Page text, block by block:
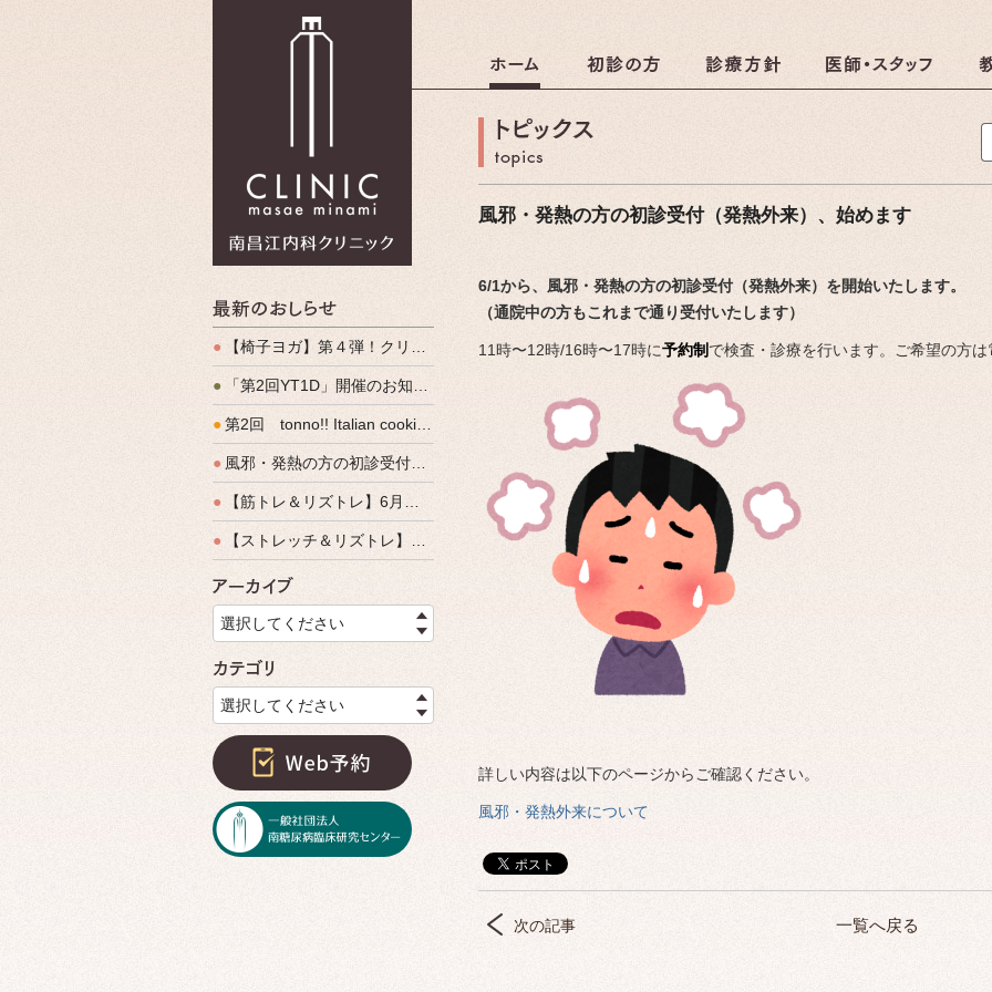
最新のおしらせ
●
【椅子ヨガ】第４弾！クリパルヨガ教室のご案内
● 「第2回YT1D」開催のお知らせ
●第2回 tonno!! Italian cooking 開催しました
● 風邪・発熱の方の初診受付（発熱外来）、始めます
● 【筋トレ＆リズトレ】6月特別運動教室開催のご案内
● 【ストレッチ＆リズトレ】特別運動教室開催のご案内
選択してください
選択してください
風邪・発熱の方の初診受付（発熱外来）、始めます
6/1から、風邪・発熱の方の初診受付（発熱外来）を開始いたします。
（通院中の方もこれまで通り受付いたします）
11時〜12時/16時〜17時に予約制 で検査・診療を行います。ご希望の方
詳しい内容は以下のページからご確認ください。
風邪・発熱外来について
次の記事 一覧へ戻る